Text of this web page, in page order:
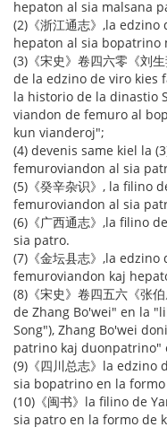
hepaton al sia malsana
(2)《浙江通志》,la
hepaton al sia bopatrino
(3)《宋史》卷四六零《刘
de la edzino de viro kies
la historio de la dinastio
viandon de femuro al
kun vianderoj";
(4) devenis same kiel la
femuroviandon al sia
(5)《癸辛杂识》, la filino
femuroviandon al sia
(6)《广西通志》,la filino
sia patro.
(7)《金坛县志》,la
femuroviandon kaj
(8)《宋史》卷四五六《张
de Zhang Bo'wei" en la
Song"), Zhang Bo'wei
patrino kaj duonpatrino"
(9)《四川总志》la
sia bopatrino en la
(10)《闽书》la filino de
sia patro en la formo de